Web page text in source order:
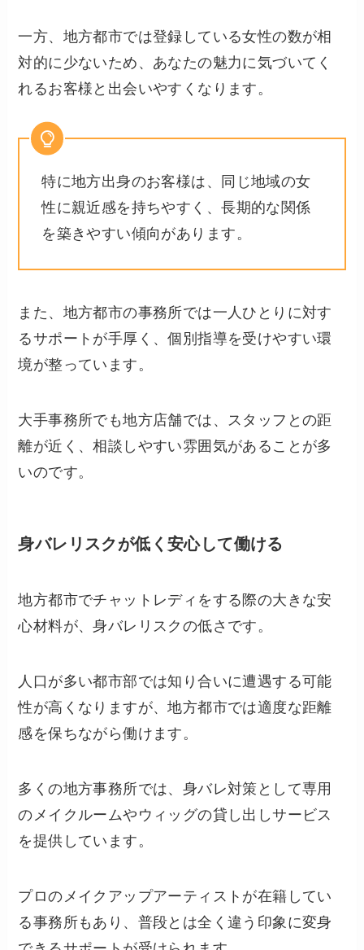
一方、地方都市では登録している女性の数が相
対的に少ないため、あなたの魅力に気づいてく
れるお客様と出会いやすくなります。
特に地方出身のお客様は、同じ地域の女
性に親近感を持ちやすく、長期的な関係
を築きやすい傾向があります。
また、地方都市の事務所では一人ひとりに対す
るサポートが手厚く、個別指導を受けやすい環
境が整っています。
大手事務所でも地方店舗では、スタッフとの距
離が近く、相談しやすい雰囲気があることが多
いのです。
身バレリスクが低く安心して働ける
地方都市でチャットレディをする際の大きな安
心材料が、身バレリスクの低さです。
人口が多い都市部では知り合いに遭遇する可能
性が高くなりますが、地方都市では適度な距離
感を保ちながら働けます。
多くの地方事務所では、身バレ対策として専用
のメイクルームやウィッグの貸し出しサービス
を提供しています。
プロのメイクアップアーティストが在籍してい
る事務所もあり、普段とは全く違う印象に変身